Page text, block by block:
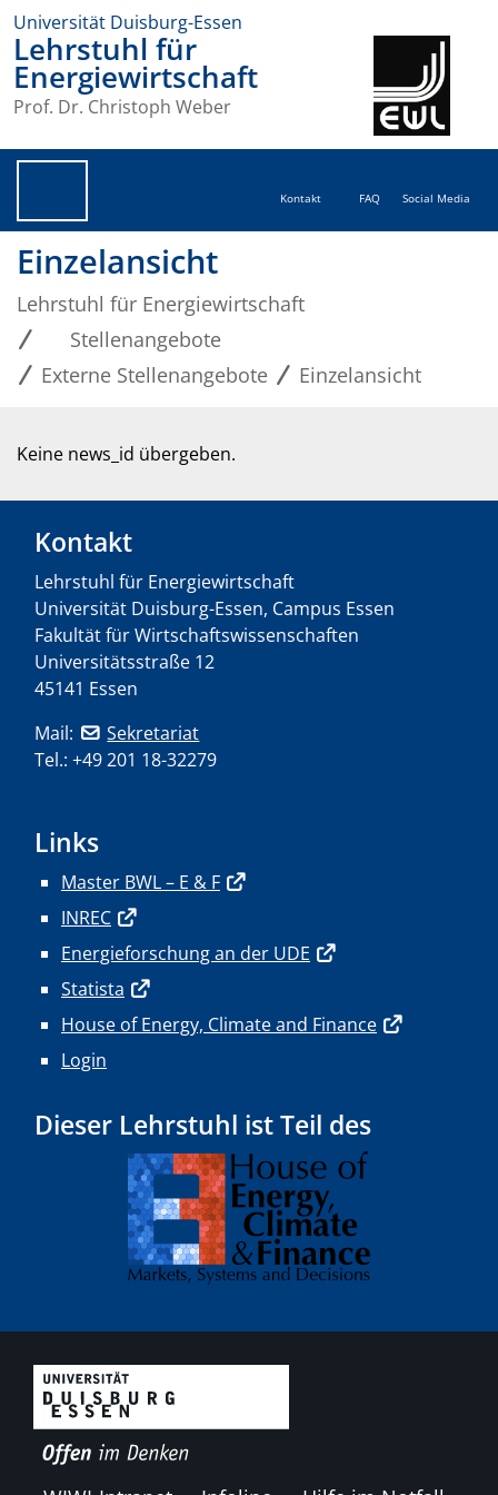
Universität Duisburg-Essen
Lehrstuhl für
Energiewirtschaft
Prof. Dr. Christoph Weber
Kontakt FAQ Social Media
Einzelansicht
Lehrstuhl für Energiewirtschaft
Stellenangebote
Externe Stellenangebote
Einzelansicht
Keine news_id übergeben.
Kontakt
Lehrstuhl für Energiewirtschaft
Universität Duisburg-Essen, Campus Essen
Fakultät für Wirtschaftswissenschaften
Universitätsstraße 12
45141 Essen
Mail:
Sekretariat
Tel.: +49 201 18-32279
Links
Master BWL – E & F
INREC
Energieforschung an der UDE
Statista
House of Energy, Climate and Finance
Login
Dieser Lehrstuhl ist Teil des